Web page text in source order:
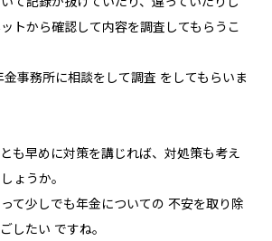
トから確認して内容を調査してもらうこ
事務所に相談をして調査 をしてもらいま
も早めに対策を講じれば、対処策も考え
ょうか。
て少しでも年金についての 不安を取り除
したい ですね。